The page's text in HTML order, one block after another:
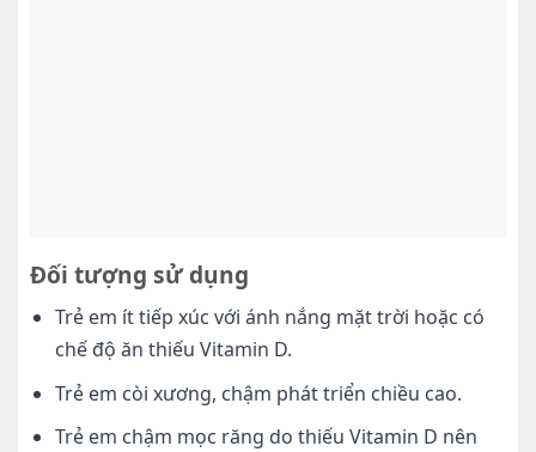
Đối tượng sử dụng
Trẻ em ít tiếp xúc với ánh nắng mặt trời hoặc có
chế độ ăn thiếu Vitamin D.
Trẻ em còi xương, chậm phát triển chiều cao.
Trẻ em chậm mọc răng do thiếu Vitamin D nên